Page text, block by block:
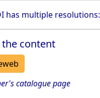
has multiple resolutions:
content
catalogue page